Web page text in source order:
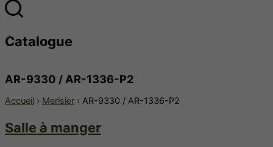
Catalogue
AR-9330 / AR-1336-P2
Accueil › Merisier › AR-9330 / AR-1336-P2
Salle à manger